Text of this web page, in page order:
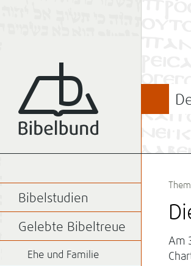
Am
Bibelstudien
Gelebte Bibeltreue
Ehe und Familie